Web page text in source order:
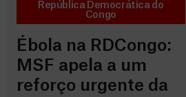
República Democrática do
Congo
Ébola na RDCongo:
MSF apela a um
reforço urgente da